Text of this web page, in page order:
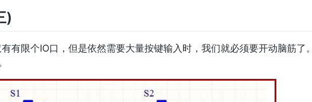
)
有限个IO口，但是依然需要大量按键输入时，我们就必须要开动脑筋了